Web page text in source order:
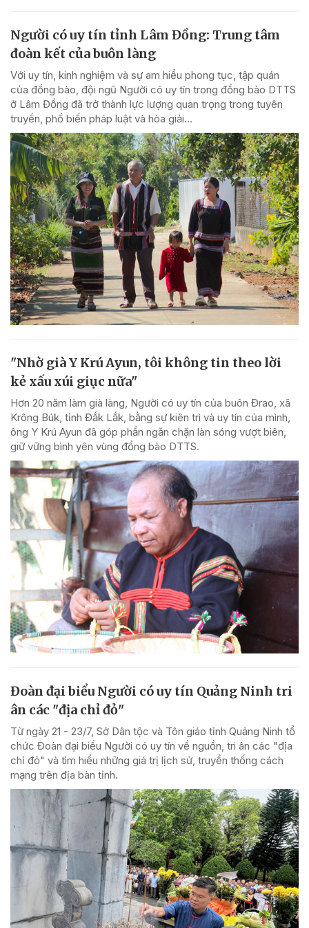
Người có uy tín tỉnh Lâm Đồng: Trung tâm
đoàn kết của buôn làng
Với uy tín, kinh nghiệm và sự am hiểu phong tục, tập quán
của đồng bào, đội ngũ Người có uy tín trong đồng bào DTTS
ở Lâm Đồng đã trở thành lực lượng quan trọng trong tuyên
truyền, phổ biến pháp luật và hòa giải...
"Nhờ già Y Krú Ayun, tôi không tin theo lời
kẻ xấu xúi giục nữa"
Hơn 20 năm làm già làng, Người có uy tín của buôn Đrao, xã
Krông Búk, tỉnh Đắk Lắk, bằng sự kiên trì và uy tín của mình,
ông Y Krú Ayun đã góp phần ngăn chặn làn sóng vượt biên,
giữ vững bình yên vùng đồng bào DTTS.
Đoàn đại biểu Người có uy tín Quảng Ninh tri
ân các "địa chỉ đỏ"
Từ ngày 21 - 23/7, Sở Dân tộc và Tôn giáo tỉnh Quảng Ninh tổ
chức Đoàn đại biểu Người có uy tín về nguồn, tri ân các "địa
chỉ đỏ" và tìm hiểu những giá trị lịch sử, truyền thống cách
mạng trên địa bàn tỉnh.